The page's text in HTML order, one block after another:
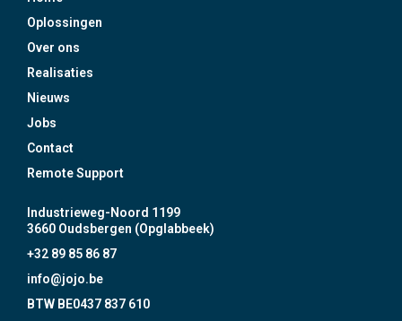
Oplossingen
Over ons
Realisaties
Nieuws
Jobs
Contact
Remote Support
Industrieweg-Noord 1199
3660 Oudsbergen (Opglabbeek)
+32 89 85 86 87
info@jojo.be
BTW BE0437 837 610